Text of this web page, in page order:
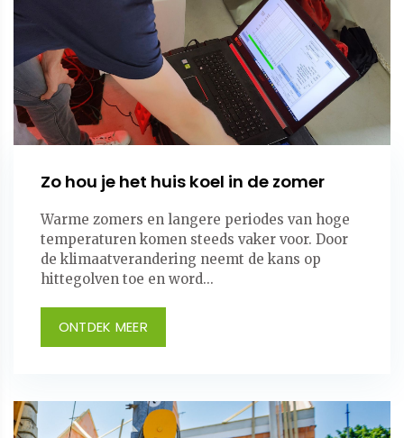
Zo hou je het huis koel in de zomer
Warme zomers en langere periodes van hoge
temperaturen komen steeds vaker voor. Door
de klimaatverandering neemt de kans op
hittegolven toe en word...
ONTDEK MEER